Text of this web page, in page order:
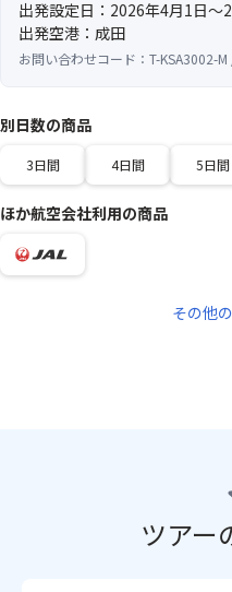
出発設定日：2026年4月1日～
出発空港：成田
お問い合わせコード：T-KSA3002-
別日数の商品
3日間 4日間 5日間
ほか航空会社利用の商品
その他
ツアー